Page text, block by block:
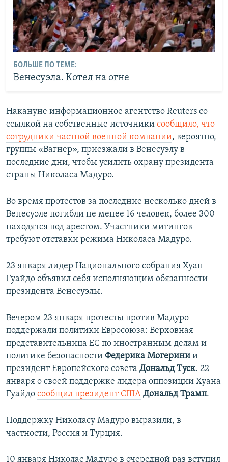
БОЛЬШЕ ПО ТЕМЕ:
Венесуэла. Котел на огне
Накануне информационное агентство Reuters со
ссылкой на собственные источники сообщило, что
сотрудники частной военной компании, вероятно,
группы «Вагнер», приезжали в Венесуэлу в
последние дни, чтобы усилить охрану президента
страны Николаса Мадуро.
Во время протестов за последние несколько дней в
Венесуэле погибли не менее 16 человек, более 300
находятся под арестом. Участники митингов
требуют отставки режима Николаса Мадуро.
23 января лидер Национального собрания Хуан
Гуайдо объявил себя исполняющим обязанности
президента Венесуэлы.
Вечером 23 января протесты против Мадуро
поддержали политики Евросоюза: Верховная
представительница ЕС по иностранным делам и
политике безопасности Федерика Могерини и
президент Европейского совета Дональд Туск. 22
января о своей поддержке лидера оппозиции Хуана
Гуайдо сообщил президент США Дональд Трамп.
Поддержку Николасу Мадуро выразили, в
частности, Россия и Турция.
10 января Николас Мадуро в очередной раз вступил